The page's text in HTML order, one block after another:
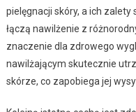
pielęgnacji skóry, a ich
łączą nawilżenie z
znaczenie dla zdrowego
nawilżającym skutecznie
skórze, co zapobiega jej